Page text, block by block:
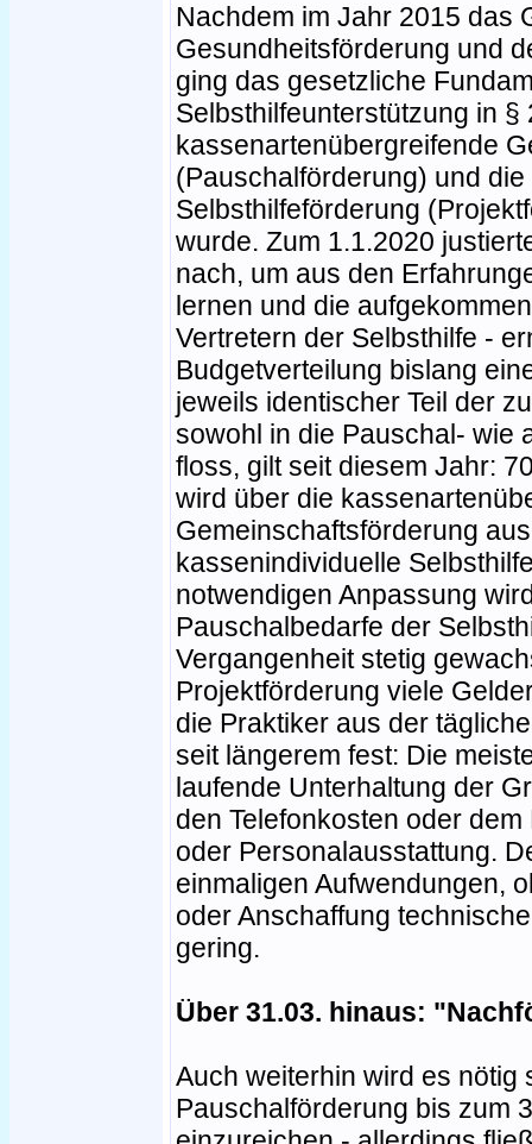
Nachdem im Jahr 2015 das
Gesundheitsförderung und
ging das gesetzliche
Selbsthilfeunterstützung in §
kassenartenübergreifende
(Pauschalförderung) und
Selbsthilfeförderung
wurde. Zum 1.1.2020
nach, um aus den
lernen und die
Vertretern der Selbsthilfe -
Budgetverteilung bislang
jeweils identischer Teil der
sowohl in die Pauschal- wie
floss, gilt seit diesem Jahr:
wird über die
Gemeinschaftsförderung
kassenindividuelle
notwendigen Anpassung
Pauschalbedarfe der
Vergangenheit stetig
Projektförderung viele
die Praktiker aus der
seit längerem fest: Die
laufende Unterhaltung der
den Telefonkosten oder
oder Personalausstattung.
einmaligen Aufwendungen,
oder Anschaffung
gering.
Über 31.03. hinaus:
Auch weiterhin wird es nötig
Pauschalförderung bis zum